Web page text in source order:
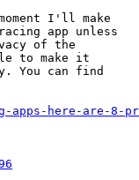
I'll make
app unless
of the
to make it
You can find
here-are-8-